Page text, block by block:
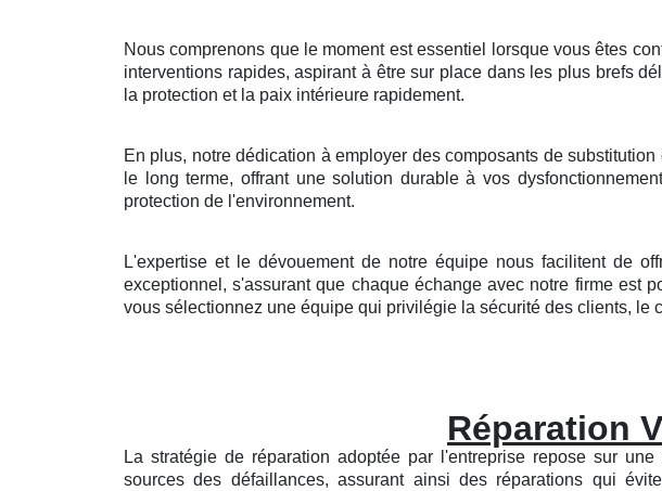
Nous comprenons que le moment est essentiel lorsque vous êtes
interventions rapides, aspirant à être sur place dans les plus brefs
la protection et la paix intérieure rapidement.
En plus, notre dédication à employer des composants de
le long terme, offrant une solution durable à vos
protection de l'environnement.
L'expertise et le dévouement de notre équipe nous facilitent de
exceptionnel, s'assurant que chaque échange avec notre firme est
vous sélectionnez une équipe qui privilégie la sécurité des clients, le
Réparation
La stratégie de réparation adoptée par l'entreprise repose sur
sources des défaillances, assurant ainsi des réparations qui